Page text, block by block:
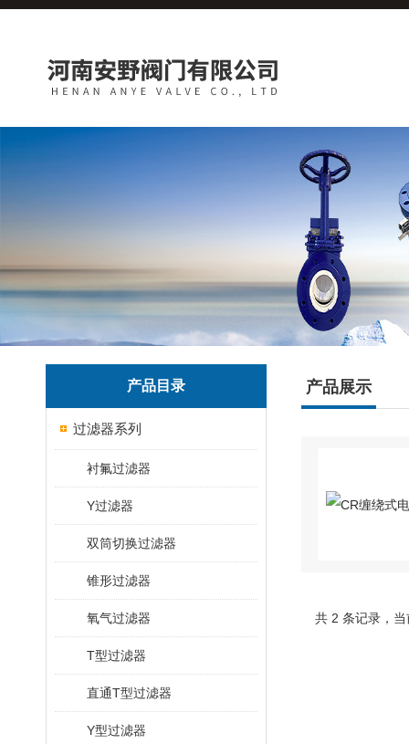
产品目录
过滤器系列
衬氟过滤器
Y过滤器
双筒切换过滤器
锥形过滤器
氧气过滤器
T型过滤器
直通T型过滤器
Y型过滤器
产品展示
共 2 条记录，